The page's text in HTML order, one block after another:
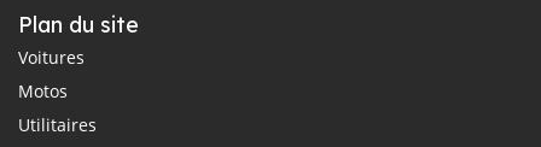
Plan du site
Voitures
Motos
Utilitaires